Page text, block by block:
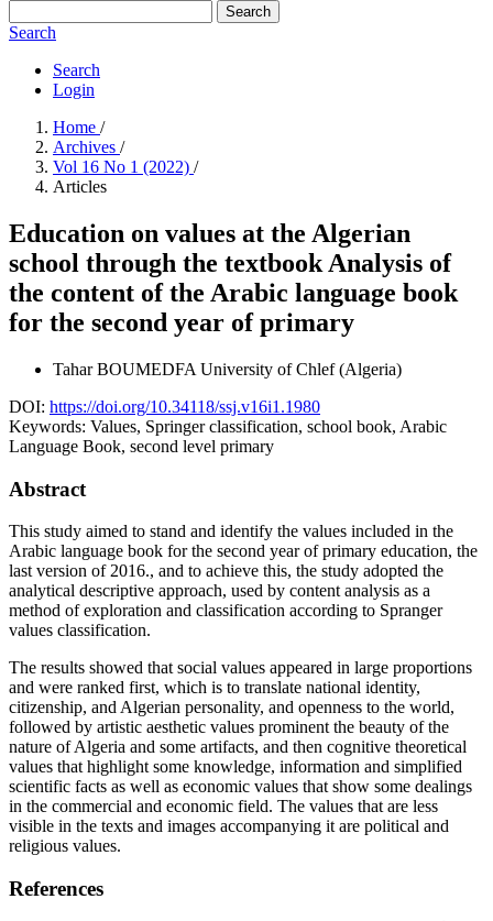
Search
Search
Search
Login
Home /
Archives /
Vol 16 No 1 (2022) /
Articles
Education on values at the Algerian
school through the textbook Analysis of
the content of the Arabic language book
for the second year of primary
Tahar BOUMEDFA University of Chlef (Algeria)
DOI: https://doi.org/10.34118/ssj.v16i1.1980
Keywords: Values, Springer classification, school book, Arabic
Language Book, second level primary
Abstract
This study aimed to stand and identify the values ​​included in the
Arabic language book for the second year of primary education, the
last version of 2016., and to achieve this, the study adopted the
analytical descriptive approach, used by content analysis as a
method of exploration and classification according to Spranger
values classification.
The results showed that social values appeared in large proportions
and were ranked first, which is to translate national identity,
citizenship, and Algerian personality, and openness to the world,
followed by artistic aesthetic values prominent the beauty of the
nature of Algeria and some artifacts, and then cognitive theoretical
values that highlight some knowledge, information and simplified
scientific facts as well as economic values that show some dealings
in the commercial and economic field. The values that are less
visible in the texts and images accompanying it are political and
religious values.
References